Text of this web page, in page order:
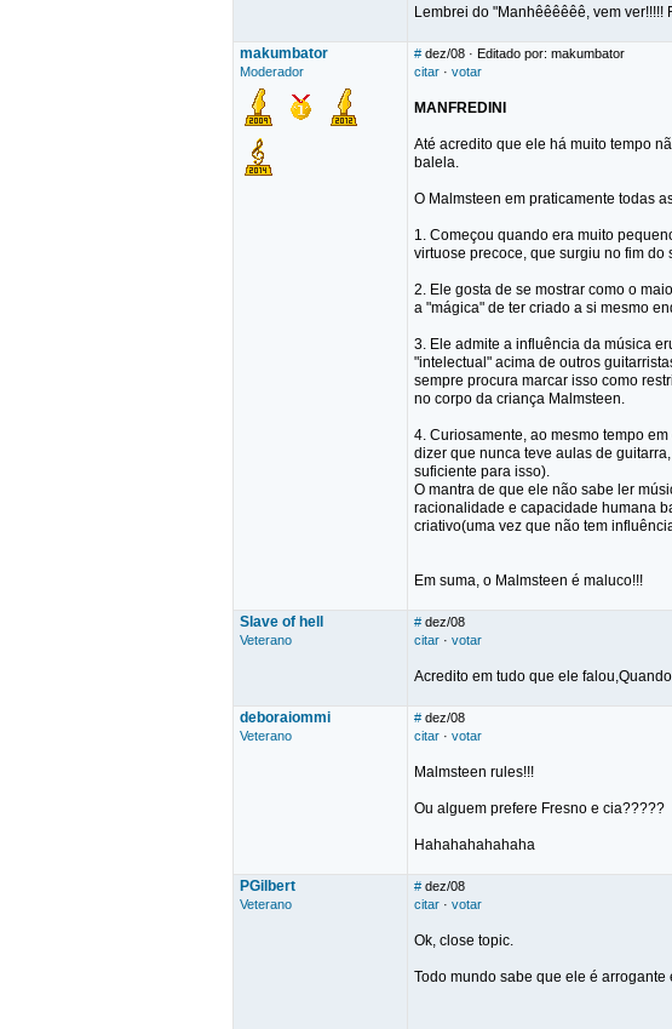
Lembrei do "Manhêêêêêê, vem
makumbator
Moderador
# dez/08 · Editado por: makumbator
citar · votar
MANFREDINI
Até acredito que ele há muito tempo
balela.
O Malmsteen em praticamente todas
1. Começou quando era muito
virtuose precoce, que surgiu no fim do
2. Ele gosta de se mostrar como o
a "mágica" de ter criado a si mesmo
3. Ele admite a influência da música
"intelectual" acima de outros
sempre procura marcar isso como
no corpo da criança Malmsteen.
4. Curiosamente, ao mesmo tempo
dizer que nunca teve aulas de
suficiente para isso).
O mantra de que ele não sabe ler
racionalidade e capacidade humana
criativo(uma vez que não tem
Em suma, o Malmsteen é maluco!!!
Slave of hell
Veterano
# dez/08
citar · votar
Acredito em tudo que ele
deboraiommi
Veterano
# dez/08
citar · votar
Malmsteen rules!!!
Ou alguem prefere Fresno e cia?????
Hahahahahahaha
PGilbert
Veterano
# dez/08
citar · votar
Ok, close topic.
Todo mundo sabe que ele é arrogante